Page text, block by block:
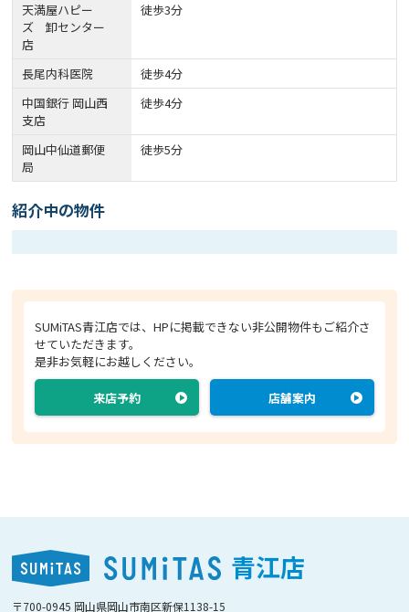
天満屋ハピー
ズ 卸センター
店
徒歩3分
長尾内科医院
徒歩4分
中国銀行 岡山西
支店
徒歩4分
岡山中仙道郵便
局
徒歩5分
紹介中の物件
SUMiTAS青江店では、HPに掲載できない非公開物件もご紹介さ
せていただきます。
是非お気軽にお越しください。
来店予約 店舗案内
青江店
〒700-0945 岡山県岡山市南区新保1138-15